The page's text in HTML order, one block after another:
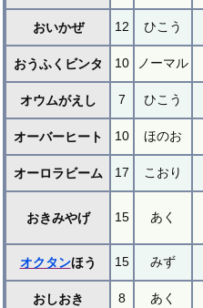
おいかぜ 12 ひこう
おうふくビンタ 10 ノーマル
オウムがえし 7 ひこう
オーバーヒート 10 ほのお
オーロラビーム 17 こおり
おきみやげ 15 あく
オクタンほう 15 みず
おしおき 8 あく